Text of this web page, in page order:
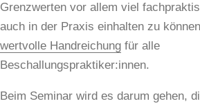
Grenzwerten vor allem viel
auch in der Praxis einhalten zu
wertvolle Handreichung für alle
Beschallungspraktiker:innen.
Beim Seminar wird es darum gehen,